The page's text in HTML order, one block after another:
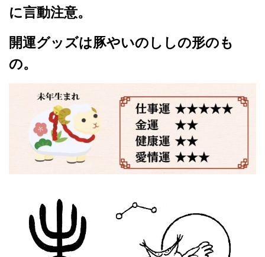
に言動注意。
開運グッズは豚やいのししの形のも
の。